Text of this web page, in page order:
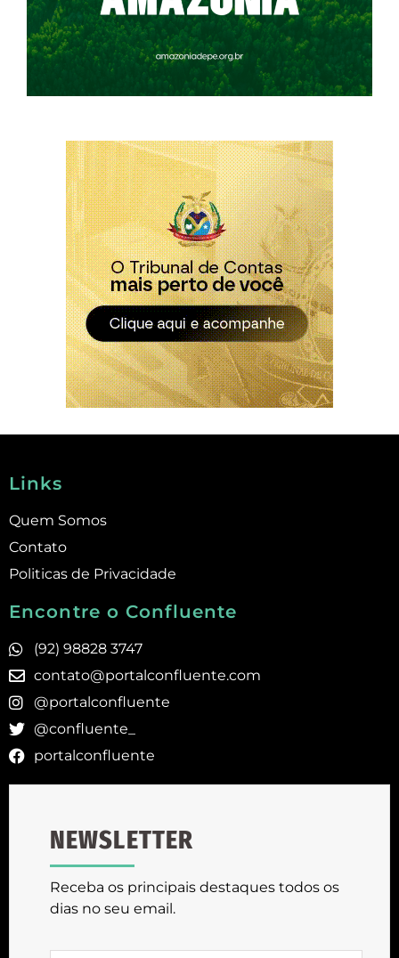
Links
Quem Somos
Contato
Politicas de Privacidade
Encontre o Confluente
(92) 98828 3747
contato@portalconfluente.com
@portalconfluente
@confluente_
portalconfluente
NEWSLETTER
Receba os principais destaques todos os
dias no seu email.